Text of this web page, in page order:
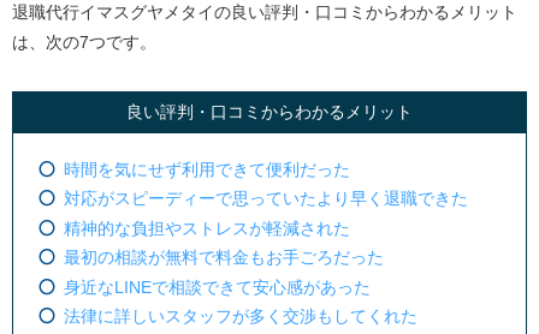
最初の相談が無料で料金もお手ごろだった
法律に詳しいスタッフが多く交渉もしてくれた
った
退職代行イマスグヤメタイの悪い評判・口コミからわか
るデメリット5つ
定期的に営業の電話がかかってくる
料金がやや高めだった
退職代行イマスグヤメタイの良い評判・口コミからわかるメリット
は、次の7つです。
良い評判・口コミからわかるメリット
時間を気にせず利用できて便利だった
対応がスピーディーで思っていたより早く退職できた
精神的な負担やストレスが軽減された
最初の相談が無料で料金もお手ごろだった
身近なLINEで相談できて安心感があった
法律に詳しいスタッフが多く交渉もしてくれた